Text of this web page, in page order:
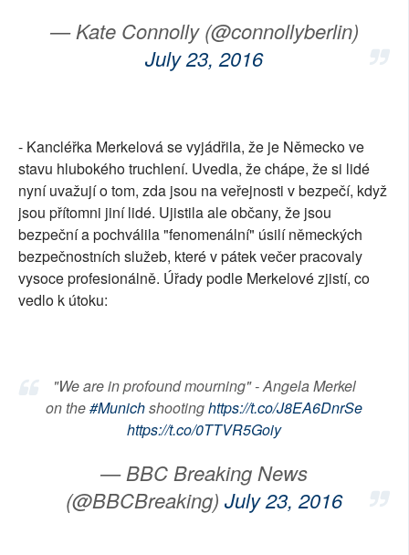
— Kate Connolly (@connollyberlin)
July 23, 2016
- Kancléřka Merkelová se vyjádřila, že je Německo ve
stavu hlubokého truchlení. Uvedla, že chápe, že si lidé
nyní uvažují o tom, zda jsou na veřejnosti v bezpečí, když
jsou přítomni jiní lidé. Ujistila ale občany, že jsou
bezpeční a pochválila "fenomenální" úsilí německých
bezpečnostních služeb, které v pátek večer pracovaly
vysoce profesionálně. Úřady podle Merkelové zjistí, co
vedlo k útoku:
"We are in profound mourning" - Angela Merkel
on the#Munichshootinghttps://t.co/J8EA6DnrSe
https://t.co/0TTVR5Goiy
— BBC Breaking News
(@BBCBreaking) July 23, 2016